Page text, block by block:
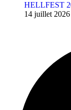
HELLFEST
14 juillet 2026